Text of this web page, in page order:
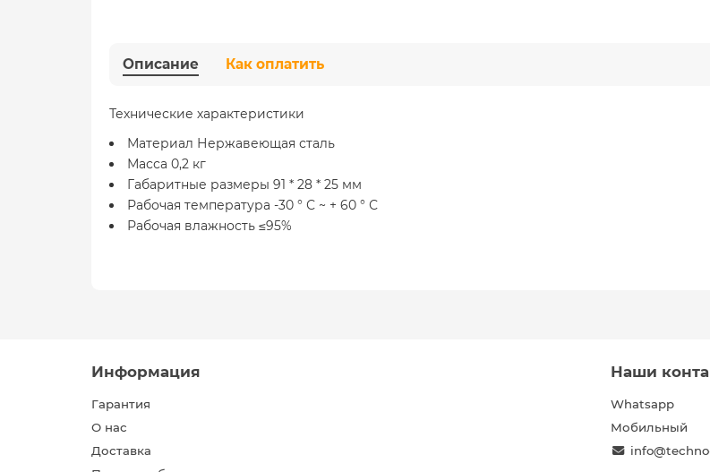
Описание Как оплатить
Технические характеристики
Материал Нержавеющая сталь
Масса 0,2 кг
Габаритные размеры 91 * 28 * 25 мм
Рабочая температура -30 ° С ~ + 60 ° С
Рабочая влажность ≤95%
Информация
Гарантия
О нас
Доставка
Наши
Whatsapp
Мобильный